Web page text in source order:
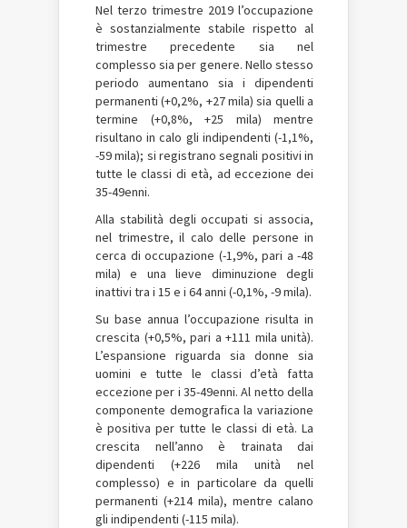
Nel terzo trimestre 2019 l’occupazione
è sostanzialmente stabile rispetto al
trimestre precedente sia nel
complesso sia per genere. Nello stesso
periodo aumentano sia i dipendenti
permanenti (+0,2%, +27 mila) sia quelli a
termine (+0,8%, +25 mila) mentre
risultano in calo gli indipendenti (-1,1%,
-59 mila); si registrano segnali positivi in
tutte le classi di età, ad eccezione dei
35-49enni.
Alla stabilità degli occupati si associa,
nel trimestre, il calo delle persone in
cerca di occupazione (-1,9%, pari a -48
mila) e una lieve diminuzione degli
inattivi tra i 15 e i 64 anni (-0,1%, -9 mila).
Su base annua l’occupazione risulta in
crescita (+0,5%, pari a +111 mila unità).
L’espansione riguarda sia donne sia
uomini e tutte le classi d’età fatta
eccezione per i 35-49enni. Al netto della
componente demografica la variazione
è positiva per tutte le classi di età. La
crescita nell’anno è trainata dai
dipendenti (+226 mila unità nel
complesso) e in particolare da quelli
permanenti (+214 mila), mentre calano
gli indipendenti (-115 mila).